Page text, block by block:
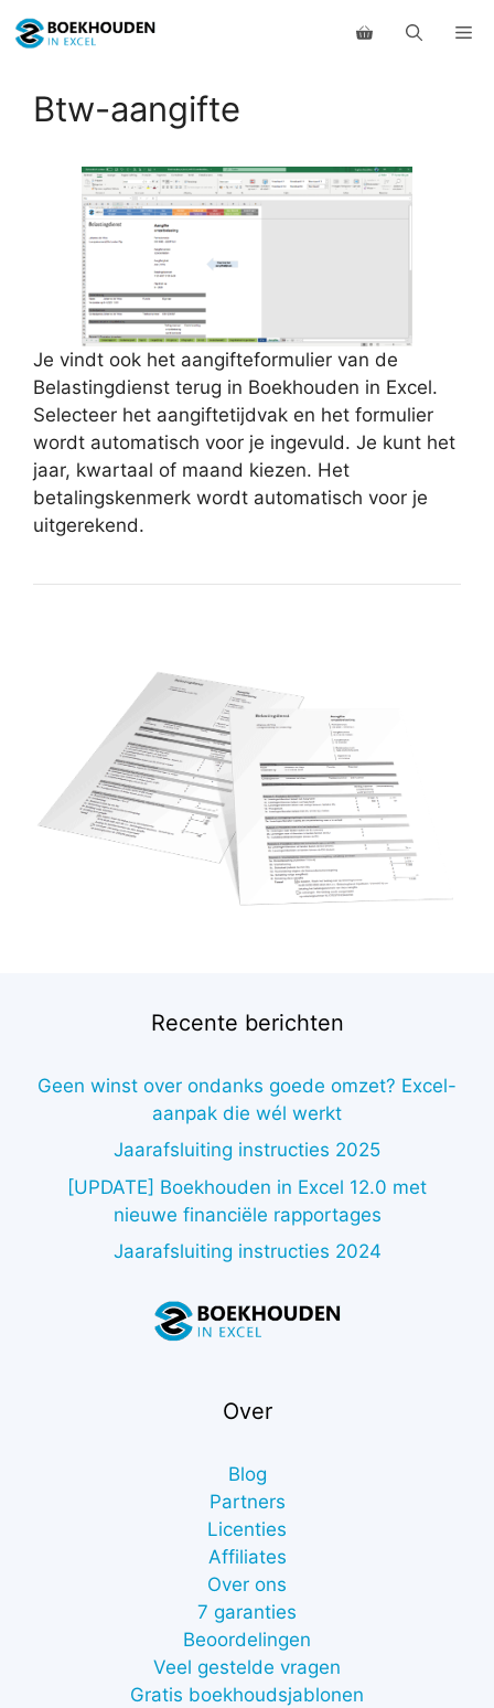
naar
inhoudBtw-aangifte
Je vindt ook het aangifteformulier van de
Belastingdienst terug in Boekhouden in Excel.
Selecteer het aangiftetijdvak en het formulier
wordt automatisch voor je ingevuld. Je kunt het
jaar, kwartaal of maand kiezen. Het
betalingskenmerk wordt automatisch voor je
uitgerekend.
Recente berichten
Geen winst over ondanks goede omzet? Excel-
aanpak die wél werkt
Jaarafsluiting instructies 2025
[UPDATE] Boekhouden in Excel 12.0 met
nieuwe financiële rapportages
Jaarafsluiting instructies 2024
Over
Blog
Partners
Licenties
Affiliates
Over ons
7 garanties
Beoordelingen
Veel gestelde vragen
Gratis boekhoudsjablonen